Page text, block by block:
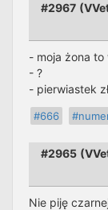
#2967 (
- moja żona
- ?
- pierwiastek
#666
#2965 (
Nie piję